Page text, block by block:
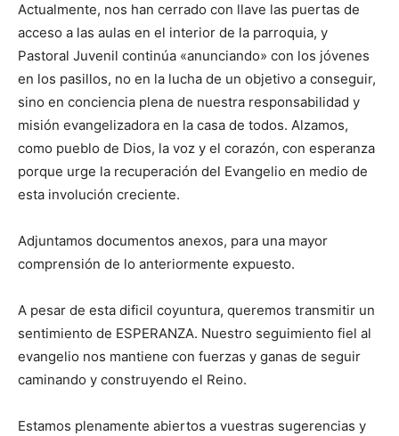
Actualmente, nos han cerrado con llave las puertas de
acceso a las aulas en el interior de la parroquia, y
Pastoral Juvenil continúa «anunciando» con los jóvenes
en los pasillos, no en la lucha de un objetivo a conseguir,
sino en conciencia plena de nuestra responsabilidad y
misión evangelizadora en la casa de todos. Alzamos,
como pueblo de Dios, la voz y el corazón, con esperanza
porque urge la recuperación del Evangelio en medio de
esta involución creciente.
Adjuntamos documentos anexos, para una mayor
comprensión de lo anteriormente expuesto.
A pesar de esta dificil coyuntura, queremos transmitir un
sentimiento de ESPERANZA. Nuestro seguimiento fiel al
evangelio nos mantiene con fuerzas y ganas de seguir
caminando y construyendo el Reino.
Estamos plenamente abiertos a vuestras sugerencias y